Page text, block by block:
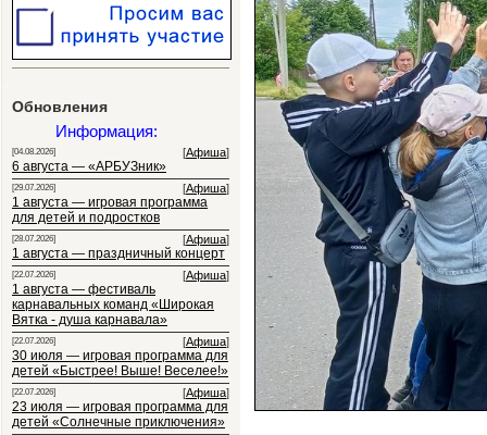
Обновления
Информация:
[04.08.2026] [Афиша]
6 августа — «АРБУЗник»
[29.07.2026] [Афиша]
1 августа — игровая программа
для детей и подростков
[28.07.2026] [Афиша]
1 августа — праздничный концерт
[22.07.2026] [Афиша]
1 августа — фестиваль
карнавальных команд «Широкая
Вятка - душа карнавала»
[22.07.2026] [Афиша]
30 июля — игровая программа для
детей «Быстрее! Выше! Веселее!»
[22.07.2026] [Афиша]
23 июля — игровая программа для
детей «Солнечные приключения»